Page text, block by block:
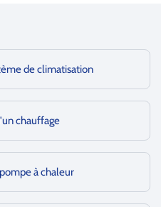
de climatisation
chauffage
à chaleur